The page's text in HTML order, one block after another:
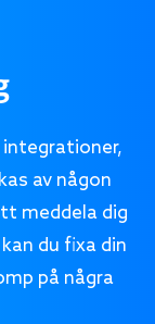
av någon
meddela dig
du fixa din
på några